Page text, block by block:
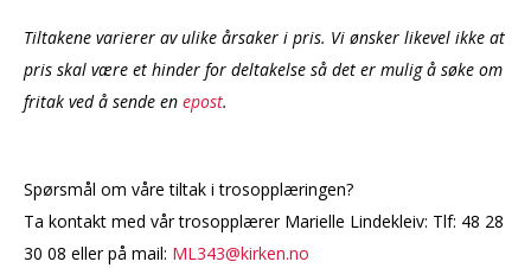
Tiltakene varierer av ulike årsaker i pris. Vi ønsker likevel ikke at
pris skal være et hinder for deltakelse så det er mulig å søke om
fritak ved å sende en epost.
Spørsmål om våre tiltak i trosopplæringen?
Ta kontakt med vår trosopplærer Marielle Lindekleiv: Tlf: 48 28
30 08 eller på mail: ML343@kirken.no